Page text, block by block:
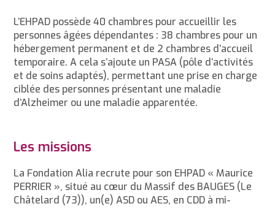
L’EHPAD possède 40 chambres pour accueillir les
personnes âgées dépendantes : 38 chambres pour un
hébergement permanent et de 2 chambres d’accueil
temporaire. A cela s’ajoute un PASA (pôle d’activités
et de soins adaptés), permettant une prise en charge
ciblée des personnes présentant une maladie
d’Alzheimer ou une maladie apparentée.
Les missions
La Fondation Alia recrute pour son EHPAD « Maurice
PERRIER », situé au cœur du Massif des BAUGES (Le
Châtelard (73)), un(e) ASD ou AES, en CDD à mi-